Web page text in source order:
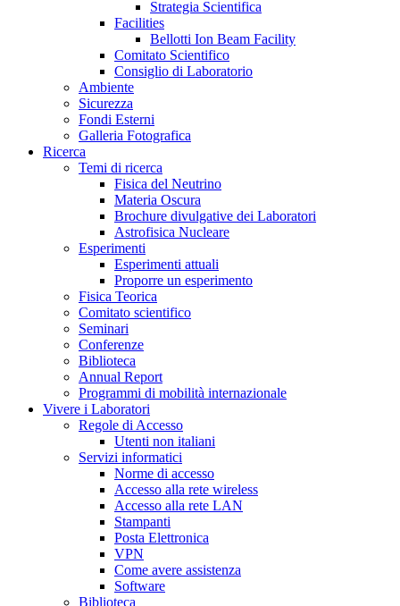
Strategia Scientifica
Facilities
Bellotti Ion Beam Facility
Comitato Scientifico
Consiglio di Laboratorio
Ambiente
Sicurezza
Fondi Esterni
Galleria Fotografica
Ricerca
Temi di ricerca
Fisica del Neutrino
Materia Oscura
Brochure divulgative dei Laboratori
Astrofisica Nucleare
Esperimenti
Esperimenti attuali
Proporre un esperimento
Fisica Teorica
Comitato scientifico
Seminari
Conferenze
Biblioteca
Annual Report
Programmi di mobilità internazionale
Vivere i Laboratori
Regole di Accesso
Utenti non italiani
Servizi informatici
Norme di accesso
Accesso alla rete wireless
Accesso alla rete LAN
Stampanti
Posta Elettronica
VPN
Come avere assistenza
Software
Biblioteca